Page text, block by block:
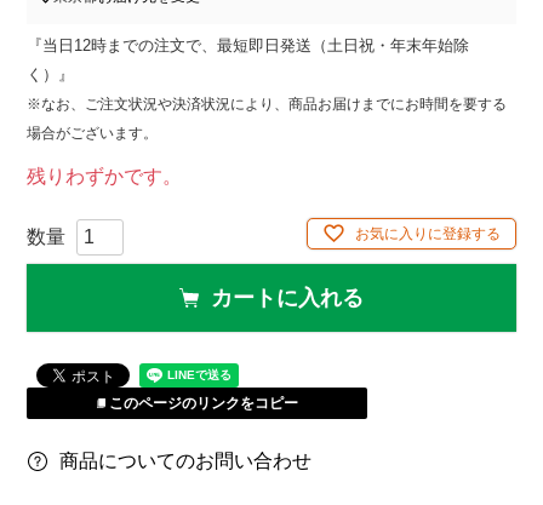
『当日12時までの注文で、最短即日発送（土日祝・年末年始除
く）』
※なお、ご注文状況や決済状況により、商品お届けまでにお時間を要する
場合がございます。
残りわずかです。
お気に入りに登録する
カートに入れる
このページのリンクをコピー
商品についてのお問い合わせ